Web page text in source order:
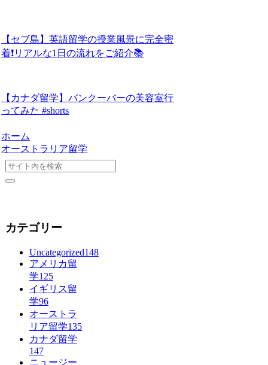
【セブ島】英語留学の授業風景に完全密
着❗️リアルな1日の流れをご紹介📚
【カナダ留学】バンクーバーの美容室行
ってみた #shorts
ホーム
オーストラリア留学
カテゴリー
Uncategorized148
アメリカ留
学125
イギリス留
学96
オーストラ
リア留学135
カナダ留学
147
ニュージー